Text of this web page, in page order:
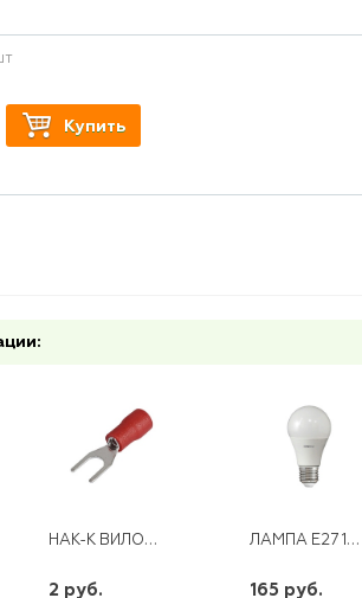
Купить
НАК-К ВИЛОЧНЫЙ НВИ 1,25-5
2 руб.
ЛАМПА E27 18W 230V 4000K IONICH
165 руб.